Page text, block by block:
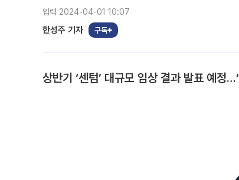
입력 2024-04-01 10:07
한성주 기자 구독
상반기 ‘센텀’ 대규모 임상 결과 발표 예정